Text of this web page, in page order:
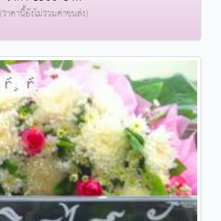
(ราคานี้ยังไม่รวมค่าขนส่ง)